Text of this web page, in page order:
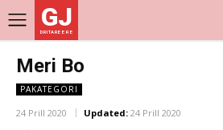
GJ
DRITARE E RE
Meri Bo
PAKATEGORI
24 Prill 2020 Updated: 24 Prill 2020